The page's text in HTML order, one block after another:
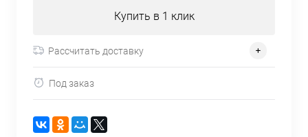
Купить в 1 клик
Рассчитать доставку
Под заказ